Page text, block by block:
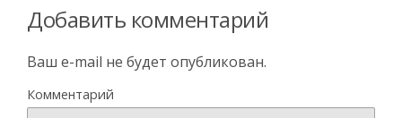
Добавить комментарий
Ваш e-mail не будет опубликован.
Комментарий